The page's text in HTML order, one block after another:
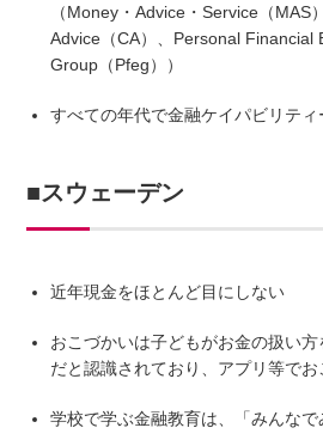
（Money・Advice・Service（MAS
Advice（CA）、Personal Financial
Group（Pfeg））
すべての年代で金融ケイパビリティ
■スウェーデン
近年現金をほとんど目にしない
おこづかいは子どもがお金の扱い
だと認識されており、アプリ等で
学校で学ぶ金融教育は、「みんな